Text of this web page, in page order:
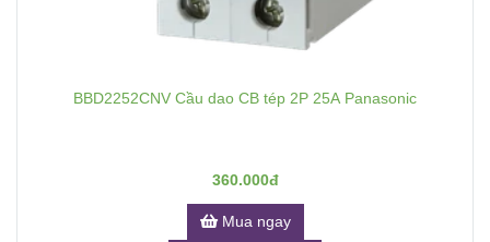
BBD2252CNV Cầu dao CB tép 2P 25A Panasonic
360.000đ
Mua ngay